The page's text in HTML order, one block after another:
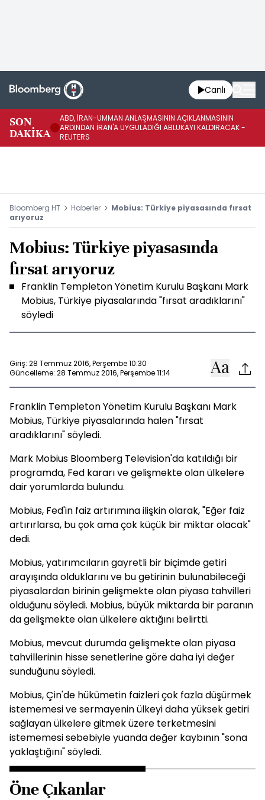
Canlı
SON
DAKİKA
ABD, İRAN-UMMAN ANLAŞMASININ AÇIKLANMASININ
ARDINDAN İRAN'A UYGULADIĞI ABLUKAYI KALDIRACAK -
REUTERS
Bloomberg HT Haberler
Mobius: Türkiye piyasasında fırsat
arıyoruz
Mobius: Türkiye piyasasında
fırsat arıyoruz
Franklin Templeton Yönetim Kurulu Başkanı Mark
Mobius, Türkiye piyasalarında "fırsat aradıklarını"
söyledi
Giriş: 28 Temmuz 2016, Perşembe 10:30
Güncelleme: 28 Temmuz 2016, Perşembe 11:14
Franklin Templeton Yönetim Kurulu Başkanı Mark
Mobius, Türkiye piyasalarında halen "fırsat
aradıklarını" söyledi.
Mark Mobius Bloomberg Television'da katıldığı bir
programda, Fed kararı ve gelişmekte olan ülkelere
dair yorumlarda bulundu.
Mobius, Fed'in faiz artırımına ilişkin olarak, "Eğer faiz
artırırlarsa, bu çok ama çok küçük bir miktar olacak"
dedi.
Mobius, yatırımcıların gayretli bir biçimde getiri
arayışında olduklarını ve bu getirinin bulunabileceği
piyasalardan birinin gelişmekte olan piyasa tahvilleri
olduğunu söyledi. Mobius, büyük miktarda bir paranın
da gelişmekte olan ülkelere aktığını belirtti.
Mobius, mevcut durumda gelişmekte olan piyasa
tahvillerinin hisse senetlerine göre daha iyi değer
sunduğunu söyledi.
Mobius, Çin'de hükümetin faizleri çok fazla düşürmek
istememesi ve sermayenin ülkeyi daha yüksek getiri
sağlayan ülkelere gitmek üzere terketmesini
istememesi sebebiyle yuanda değer kaybının "sona
yaklaştığını" söyledi.
Öne Çıkanlar